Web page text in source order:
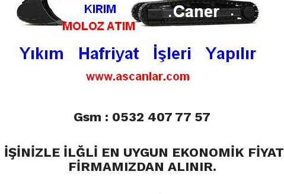
Gsm : 0532 407 77 57
İŞİNİZLE İLĞLİ EN UYGUN EKONOMİK FİYAT
FİRMAMIZDAN ALINIR.